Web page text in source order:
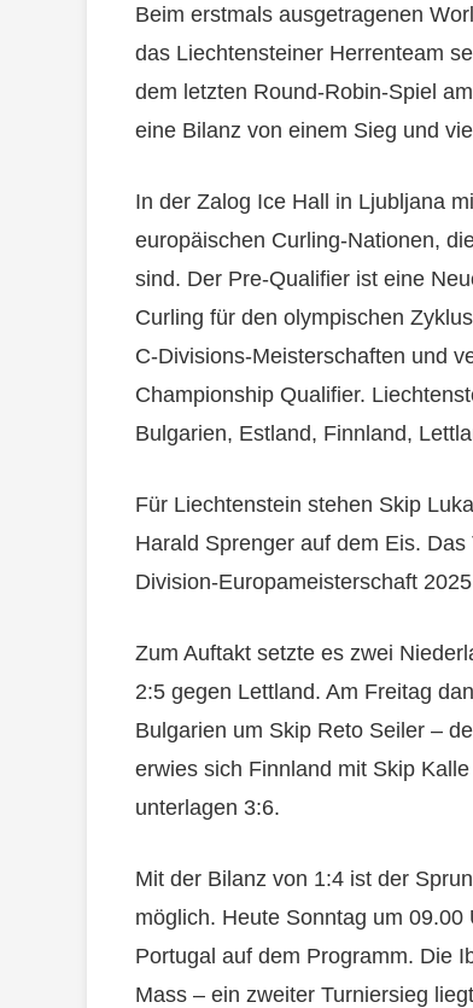
Beim erstmals ausgetragenen
das Liechtensteiner Herrenteam
dem letzten Round-Robin-Spiel
eine Bilanz von einem Sieg und
In der Zalog Ice Hall in Ljubljana
europäischen Curling-Nationen,
sind. Der Pre-Qualifier ist eine
Curling für den olympischen
C-Divisions-Meisterschaften und
Championship Qualifier.
Bulgarien, Estland, Finnland,
Für Liechtenstein stehen Skip
Harald Sprenger auf dem Eis.
Division-Europameisterschaft
Zum Auftakt setzte es zwei
2:5 gegen Lettland. Am Freitag
Bulgarien um Skip Reto Seiler –
erwies sich Finnland mit Skip
unterlagen 3:6.
Mit der Bilanz von 1:4 ist der
möglich. Heute Sonntag um
Portugal auf dem Programm. Die
Mass – ein zweiter Turniersieg